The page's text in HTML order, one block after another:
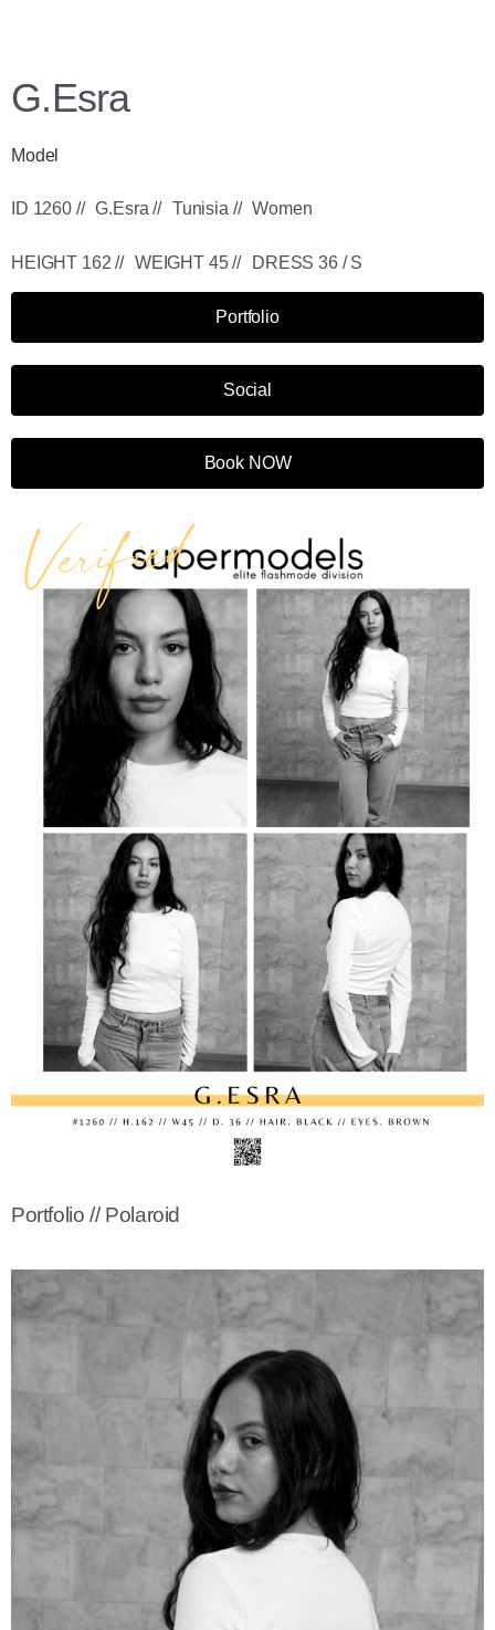
G.Esra
Model
ID 1260 // G.Esra // Tunisia // Women
HEIGHT 162 // WEIGHT 45 // DRESS 36 / S
Portfolio
Social
Book NOW
Portfolio // Polaroid